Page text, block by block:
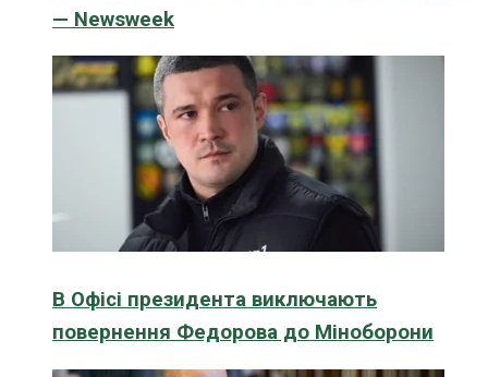
— Newsweek
В Офісі президента виключають
повернення Федорова до Міноборони